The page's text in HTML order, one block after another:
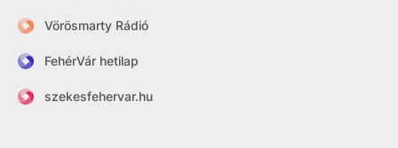
Vörösmarty Rádió
FehérVár hetilap
szekesfehervar.hu